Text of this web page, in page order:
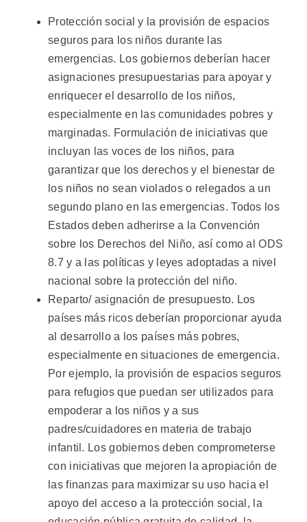
Protección social y la provisión de espacios
seguros para los niños durante las
emergencias. Los gobiernos deberían hacer
asignaciones presupuestarias para apoyar y
enriquecer el desarrollo de los niños,
especialmente en las comunidades pobres y
marginadas. Formulación de iniciativas que
incluyan las voces de los niños, para
garantizar que los derechos y el bienestar de
los niños no sean violados o relegados a un
segundo plano en las emergencias. Todos los
Estados deben adherirse a la Convención
sobre los Derechos del Niño, así como al ODS
8.7 y a las políticas y leyes adoptadas a nivel
nacional sobre la protección del niño.
Reparto/ asignación de presupuesto. Los
países más ricos deberían proporcionar ayuda
al desarrollo a los países más pobres,
especialmente en situaciones de emergencia.
Por ejemplo, la provisión de espacios seguros
para refugios que puedan ser utilizados para
empoderar a los niños y a sus
padres/cuidadores en materia de trabajo
infantil. Los gobiernos deben comprometerse
con iniciativas que mejoren la apropiación de
las finanzas para maximizar su uso hacia el
apoyo del acceso a la protección social, la